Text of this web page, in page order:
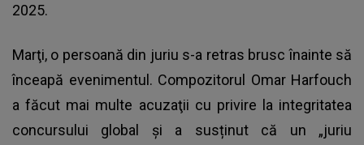
2025.
Marţi, o persoană din juriu s-a retras brusc înainte să
înceapă evenimentul. Compozitorul Omar Harfouch
a făcut mai multe acuzaţii cu privire la integritatea
concursului global și a susținut că un „juriu